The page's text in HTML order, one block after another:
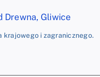
Drewna, Gliwice
krajowego i zagranicznego.